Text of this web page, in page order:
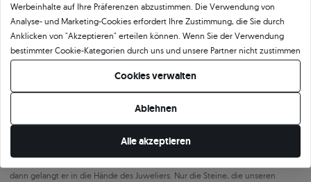
SAVICKI 5C ist mehr als der
Branchenstandard.
Echte Qualität beginnt mit der Verantwortung für jedes Detail. Für uns endet
der Frieden nicht mit einem Zertifikat. Kontrolle bedeutet bewusste Auswahl
der Diamanten, mehrschichtige Qualitätskontrolle und Verantwortung für
jedes Detail, bevor der Stein in den Ring eingefasst wird.
Jeder Diamant wird mehrmals überprüft, sowohl hinsichtlich der Parameter als
auch der Proportionen und der Ästhetik in einer bestimmten Fassung. Erst
dann gelangt er in die Hände des Juweliers. Nur die Steine, die unseren
Werbeinhalte auf Ihre Präferenzen abzustimmen. Die Verwendung von
Analyse- und Marketing-Cookies erfordert Ihre Zustimmung, die Sie durch
Anklicken von "Akzeptieren" erteilen können. Wenn Sie der Verwendung
bestimmter Cookie-Kategorien durch uns und unsere Partner nicht zustimmen
möchten, klicken Sie auf "Lassen Sie mich wählen" und bestimmen Sie Ihre
Präferenzen. Sie können Ihre Zustimmung jederzeit widerrufen, indem Sie
Ihre Cookie-Einstellungen ändern.
Cookies verwalten
Ablehnen
Alle akzeptieren